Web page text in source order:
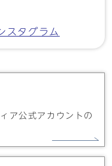
スタグラム
ア公式アカウントの